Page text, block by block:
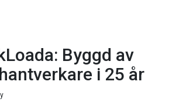
Byggd av
i 25 år